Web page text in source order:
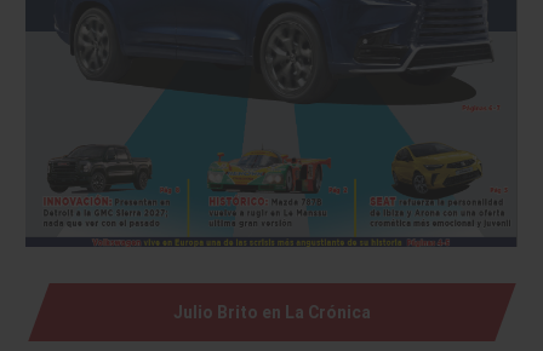
Julio Brito en La Crónica